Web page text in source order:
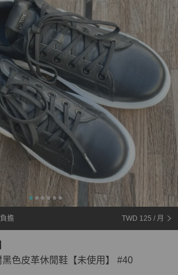
擔 TWD 125 / 月
黑色皮革休閒鞋【未使用】 #40